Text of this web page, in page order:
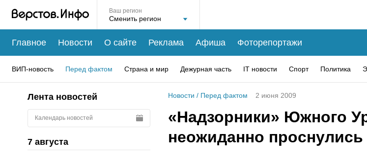
Ваш регион
Главное Новости О сайте Реклама Афиша Фоторепортажи
ВИП-новость Перед фактом Страна и мир Дежурная часть IT новости Спорт Политика
Лента новостей
Календарь новостей
7 августа
Новости / Перед фактом 2 июня 2009
«Надзорники» Южного
неожиданно проснулись